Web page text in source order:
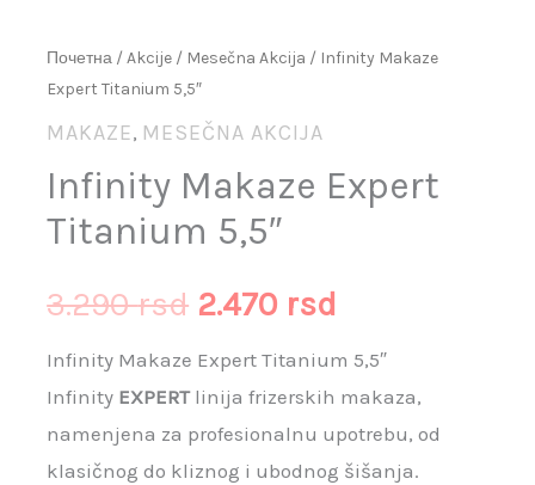
Почетна /Akcije / Mesečna Akcija / Infinity Makaze
Expert Titanium 5,5″
MAKAZE, MESEČNA AKCIJA
Infinity Makaze Expert
Titanium 5,5″
3.290rsd 2.470 rsd
Infinity Makaze Expert Titanium 5,5″
Infinity EXPERTlinija frizerskih makaza,
namenjena za profesionalnu upotrebu, od
klasičnog do kliznog i ubodnog šišanja.